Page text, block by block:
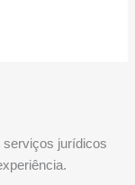
serviços jurídicos